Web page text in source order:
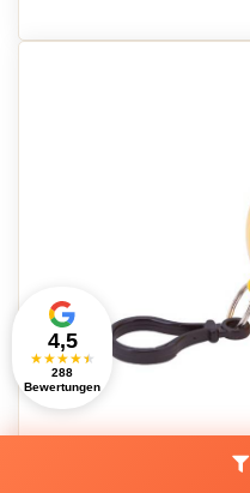
Personalisierter
4,5
★★★★★
288
Bewertungen